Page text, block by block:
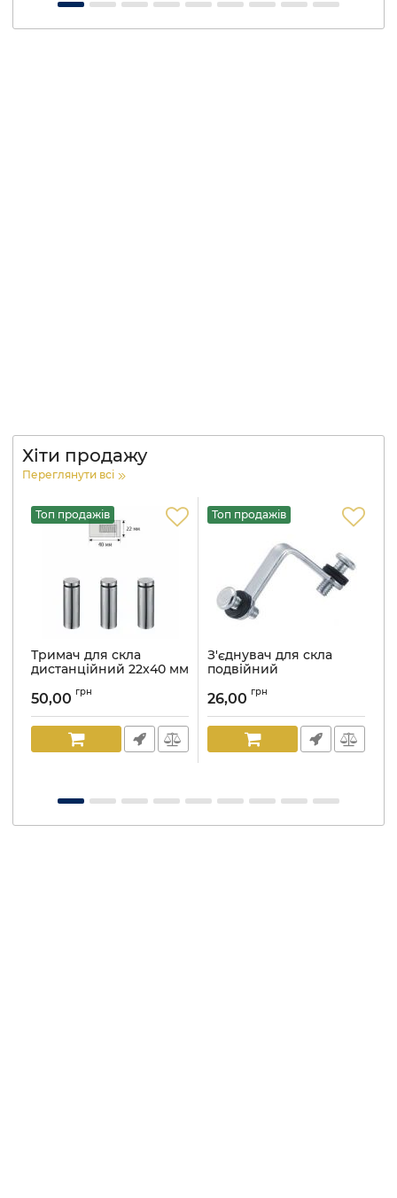
Хіти продажу
Переглянути всі
Топ продажів
Тримач для скла
дистанційний 22x40 мм
Артикул: 816
50,00 грн
Топ продажів
З'єднувач для скла
подвійний
26,00 грн